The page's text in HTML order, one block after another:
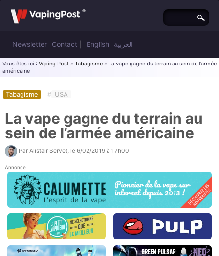
Newsletter Contact English العربية
Vous êtes ici : Vaping Post » Tabagisme » La vape gagne du terrain au sein de l’armée
américaine
Tabagisme # USA
La vape gagne du terrain au
sein de l’armée américaine
Par Alistair Servet , le 6/02/2019 à 17h00
Annonce